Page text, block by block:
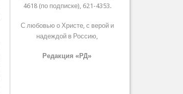
4618 (по подписке), 621-4353.
С любовью о Христе, с верой и
надеждой в Россию,
Редакция «РД»